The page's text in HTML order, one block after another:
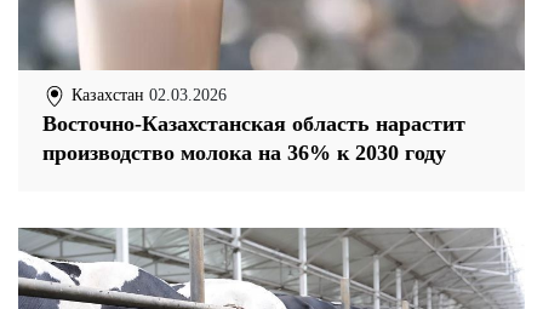
Казахстан 02.03.2026
Восточно-Казахстанская область нарастит
производство молока на 36% к 2030 году